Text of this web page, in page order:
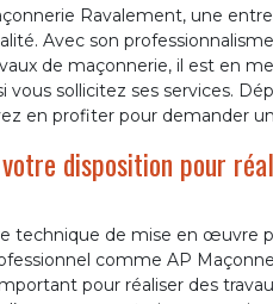
Ravalement, une
Avec son
de maçonnerie, il est en
sollicitez ses services.
en profiter pour demander
disposition pour
technique de mise en œuvre
comme AP
pour réaliser des